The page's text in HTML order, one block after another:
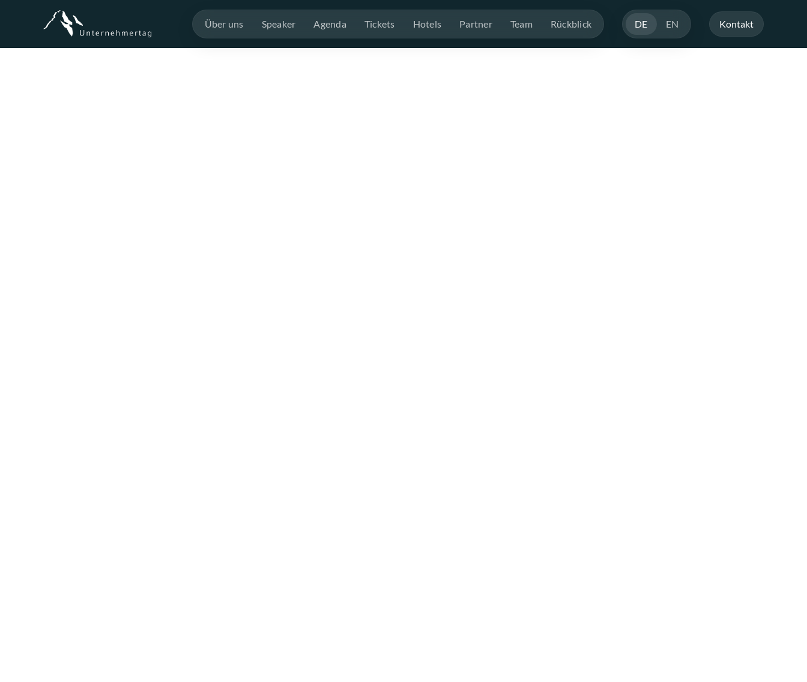
Über uns Speaker Agenda Tickets Hotels Partner Team Rückblick DE EN Kontakt